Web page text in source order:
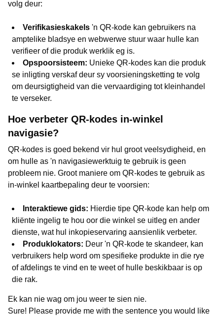
volg deur:
Verifikasieskakels 'n QR-kode kan gebruikers na
amptelike bladsye en webwerwe stuur waar hulle kan
verifieer of die produk werklik eg is.
Opspoorsisteem: Unieke QR-kodes kan die produk
se inligting verskaf deur sy voorsieningsketting te volg
om deursigtigheid van die vervaardiging tot kleinhandel
te verseker.
Hoe verbeter QR-kodes in-winkel
navigasie?
QR-kodes is goed bekend vir hul groot veelsydigheid, en
om hulle as 'n navigasiewerktuig te gebruik is geen
probleem nie. Groot maniere om QR-kodes te gebruik as
in-winkel kaartbepaling deur te voorsien:
Interaktiewe gids: Hierdie tipe QR-kode kan help om
kliënte ingelig te hou oor die winkel se uitleg en ander
dienste, wat hul inkopieservaring aansienlik verbeter.
Produklokators: Deur 'n QR-kode te skandeer, kan
verbruikers help word om spesifieke produkte in die rye
of afdelings te vind en te weet of hulle beskikbaar is op
die rak.
Ek kan nie wag om jou weer te sien nie.
Sure! Please provide me with the sentence you would like